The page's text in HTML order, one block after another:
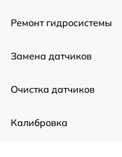
Ремонт гидросистемы
Замена датчиков
Очистка датчиков
Калибровка